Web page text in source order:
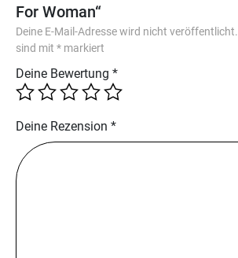
For Woman“
Deine E-Mail-Adresse wird nicht veröffentlicht.
sind mit * markiert
Deine Bewertung *
Deine Rezension *